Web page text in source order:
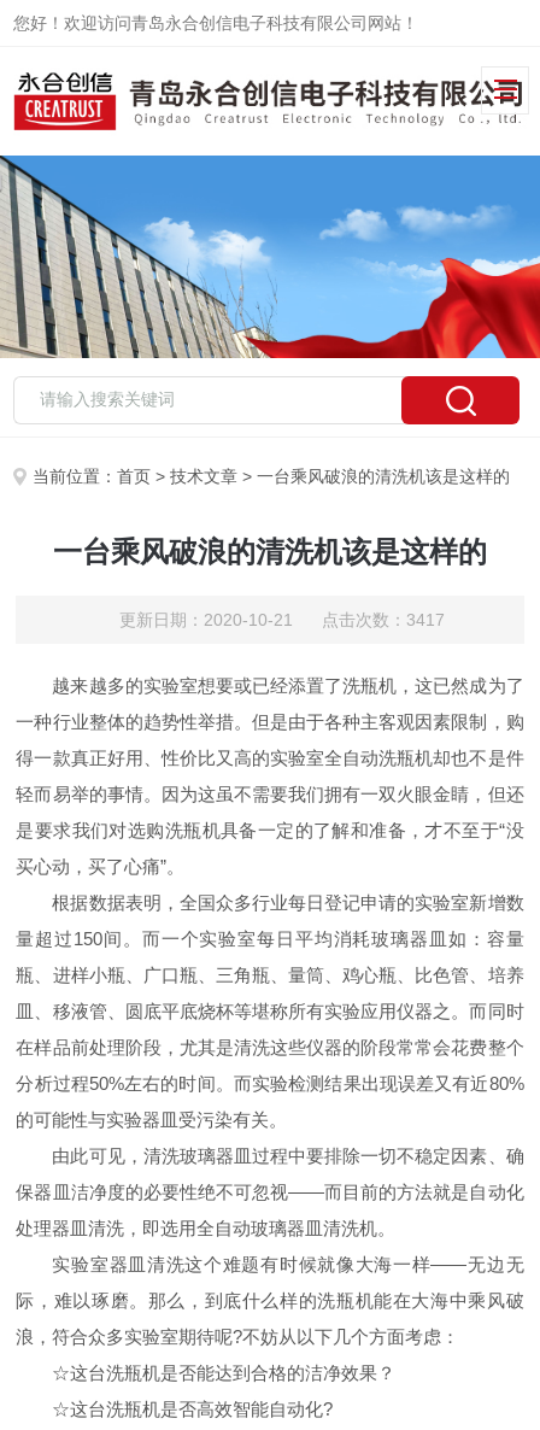
您好！欢迎访问青岛永合创信电子科技有限公司网站！
当前位置：首页 >技术文章 > 一台乘风破浪的清洗机该是这样的
一台乘风破浪的清洗机该是这样的
更新日期：2020-10-21 点击次数：3417
越来越多的实验室想要或已经添置了洗瓶机，这已然成为了
一种行业整体的趋势性举措。 但是由于各种主客观因素限制，购
得一款真正好用、性价比又高的实验室全自动洗瓶机却也不是件
轻而易举的事情。因为这虽不需要我们拥有一双火眼金睛，但还
是要求我们对选购洗瓶机具备一定的了解和准备，才不至于“没
买心动，买了心痛”。
根据数据表明，全国众多行业每日登记申请的实验室新增数
量超过150间。 而一个实验室每日平均消耗玻璃器皿如：容量
瓶、进样小瓶、广口瓶、三角瓶、量筒、鸡心瓶、比色管、培养
皿、移液管、圆底平底烧杯等堪称所有实验应用仪器之。而同时
在样品前处理阶段，尤其是清洗这些仪器的阶段常常会花费整个
分析过程50%左右的时间。而实验检测结果出现误差又有近80%
的可能性与实验器皿受污染有关。
由此可见，清洗玻璃器皿过程中要排除一切不稳定因素、确
保器皿洁净度的必要性绝不可忽视——而目前的方法就是自动化
处理器皿清洗，即选用全自动玻璃器皿清洗机。
实验室器皿清洗这个难题有时候就像大海一样——无边无
际，难以琢磨。那么，到底什么样的洗瓶机能在大海中乘风破
浪，符合众多实验室期待呢?不妨从以下几个方面考虑：
☆这台洗瓶机是否能达到合格的洁净效果？
☆这台洗瓶机是否高效智能自动化?